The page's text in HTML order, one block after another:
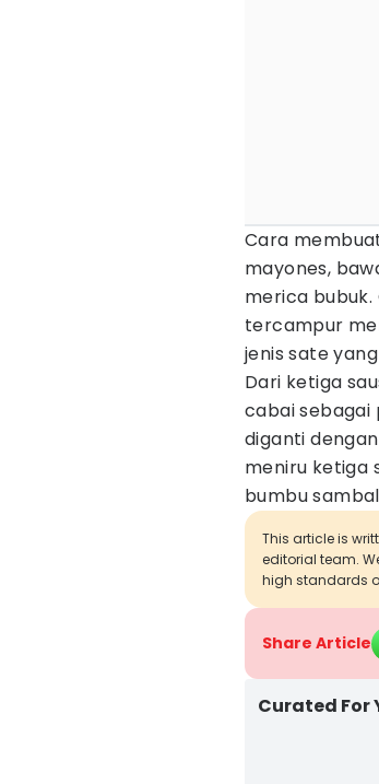
Cara
mayones,
merica
tercampur
jenis sate
Dari ketiga
cabai sebagai
diganti
meniru ketiga
bumbu
This article is
editorial team.
high standards
Share Article
Curated For